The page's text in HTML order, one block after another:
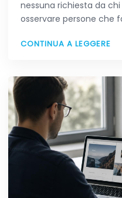
nessuna richiesta da
osservare persone che
CONTINUA A LEGGERE